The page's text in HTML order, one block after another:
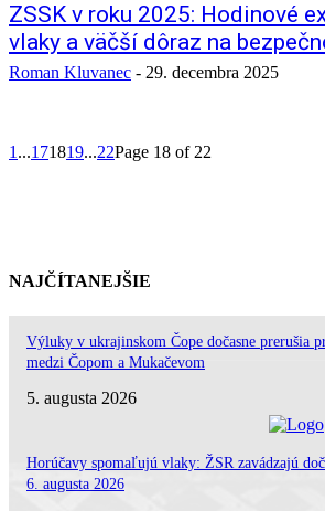
ZSSK v roku 2025: Hodinové
vlaky a väčší dôraz na
Roman Kluvanec - 29. decembra 2025
1 ...171819...22Page 18 of 22
NAJČÍTANEJŠIE
Výluky v ukrajinskom Čope dočasne prerušia
medzi Čopom a Mukačevom
5. augusta 2026
Horúčavy spomaľujú vlaky: ŽSR zavádzajú
6. augusta 2026